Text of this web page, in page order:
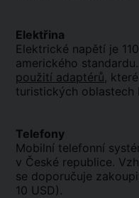
Elektřina
Elektrické napětí je
amerického standardu.
použití adaptérů,
turistických oblastech
Telefony
Mobilní telefonní
v České republice.
se doporučuje
10 USD).